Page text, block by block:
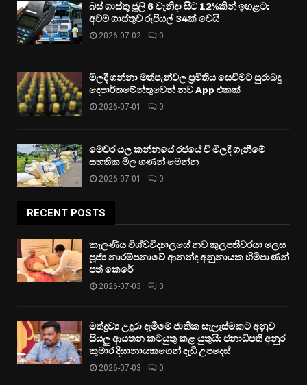
බස් ගාස්තු ජූලි 6 වැනිදා සිට 12%කින් ඉහළට:
අවම ගාස්තුව රුපියල් 34ක් වෙයි
2026-07-02 0
මිලදී ගන්නා මත්පැන්වල ප්‍රමිතිය සෙවීමට සුරාබදු
දෙපාර්තමේන්තුවෙන් නව App එකක්
2026-07-01 0
මෙවර යල කන්නයේ රජයේ වී මිලදී ගැනීමේ
සහතික මිල ගණන් මෙන්න
2026-07-01 0
RECENT POSTS
කැලණිය විශ්වවිද්‍යාලයේ නව කුලපතිවරයා ලෙස
පූජ්‍ය නාරම්පනාවේ ආනන්ද අනුනායක හිමිපාණන්
පත් කෙරේ
2026-07-03 0
මත්ද්‍රව්‍ය උදුරා දැමීමේ ජාතික සැලැස්මකට අනුව
සියලු ආයතන කටයුතු කළ යුතුයි: ජනාධිපති අනුර
කුමාර දිසානායකගෙන් දැඩි උපදෙස්
2026-07-03 0